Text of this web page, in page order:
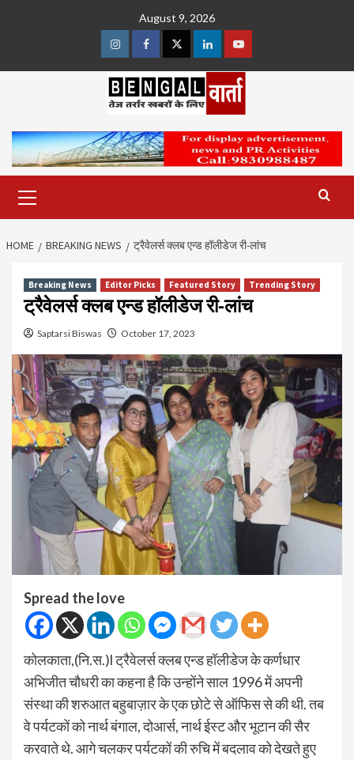
August 9, 2026
InstagramFacebookTwitterLinkedinYoutube
Menu
HOME BREAKING NEWS ट्रैवेलर्स क्लब एन्ड हॉलीडेज री-लांच
Breaking News Editor Picks Featured Story Trending Story
ट्रैवेलर्स क्लब एन्ड हॉलीडेज री-लांच
Saptarsi Biswas October 17, 2023
Spread the love
कोलकाता,(नि.स.)l ट्रैवेलर्स क्लब एन्ड हॉलीडेज के कर्णधार
अभिजीत चौधरी का कहना है कि उन्होंने साल 1996 में अपनी
संस्था की शरुआत बहुबाज़ार के एक छोटे से ऑफिस से की थी. तब
वे पर्यटकों को नार्थ बंगाल, दोआर्स, नार्थ ईस्ट और भूटान की सैर
करवाते थे. आगे चलकर पर्यटकों की रुचि में बदलाव को देखते हुए